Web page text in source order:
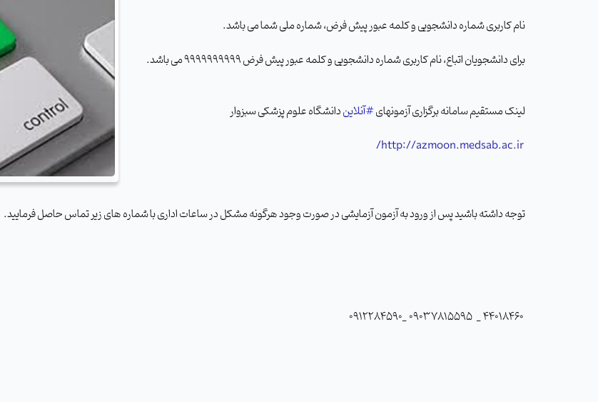
نام کاربری شماره دانشجویی و کلمه عبور پیش فرض، شماره ملی شما می باشد.
برای دانشجویان اتباع، نام کاربری شماره دانشجویی و کلمه عبور پیش فرض۹۹۹۹۹۹۹۹۹۹می باشد.
لینک مستقیم سامانه برگزاری آزمونهای#آنلایندانشگاه علوم پزشکی سبزوار
http://azmoon.medsab.ac.ir/
توجه داشته باشید پس از ورود به آزمون آزمایشی در صورت وجود هرگونه مشکل در ساعات اداری با شماره های زیر تماس حاصل فرمایید.
۰۹۰۳۷۸۱۵۵۹۵_۰۹۱۲۲۸۴۵۹۰